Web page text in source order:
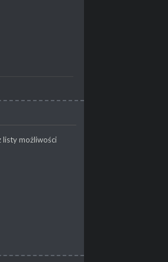
listy możliwości